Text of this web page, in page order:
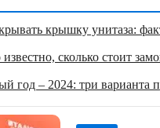
крышку унитаза:
сколько стоит
– 2024: три варианта